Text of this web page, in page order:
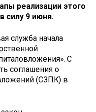
реализации этого
силу 9 июня.
служба начала
С
соглашения о
(СЗПК) в